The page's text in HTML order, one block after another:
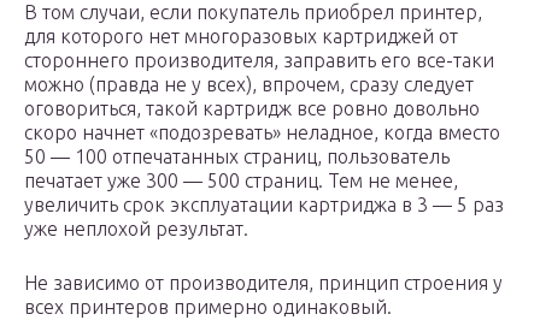
В том случаи, если покупатель приобрел принтер,
для которого нет многоразовых картриджей от
стороннего производителя, заправить его все-таки
можно (правда не у всех), впрочем, сразу следует
оговориться, такой картридж все ровно довольно
скоро начнет «подозревать» неладное, когда вместо
50 — 100 отпечатанных страниц, пользователь
печатает уже 300 — 500 страниц. Тем не менее,
увеличить срок эксплуатации картриджа в 3 — 5 раз
уже неплохой результат.
Не зависимо от производителя, принцип строения у
всех принтеров примерно одинаковый.